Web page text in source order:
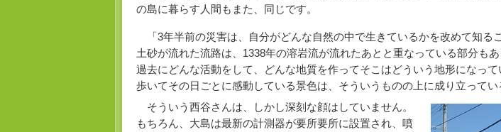
の島に暮らす人間もまた、同じです。
「3年半前の災害は、自分がどんな自然の中で生きているかを改めて知る
土砂が流れた流路は、1338年の溶岩流が流れたあとと重なっている部分も
過去にどんな活動をして、どんな地質を作ってそこはどういう地形になって
歩いてその日ごとに感動している景色は、そういうものの上に成り立ってい
そういう西谷さんは、しかし深刻な顔はしていません。
もちろん、大島は最新の計測器が要所要所に設置され、噴